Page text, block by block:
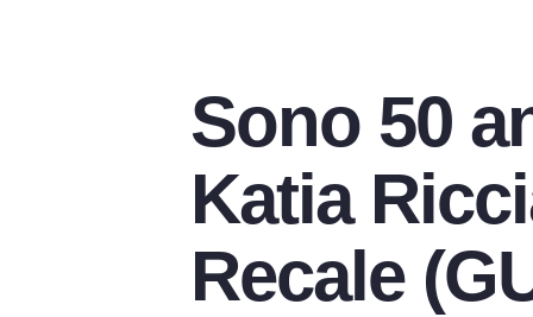
Sono 50
Katia
Recale